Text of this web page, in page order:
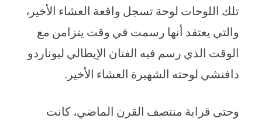
تلك اللوحات لوحة تسجل واقعة العشاء الأخير،
والتي يعتقد أنها رسمت في وقت يتزامن مع
الوقت الذي رسم فيه الفنان الإيطالي ليوناردو
دافنشي لوحته الشهيرة العشاء الأخير.
وحتى قرابة منتصف القرن الماضي، كانت